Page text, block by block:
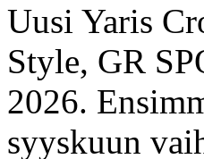
Uusi Yaris
Style, GR
2026.
syyskuun